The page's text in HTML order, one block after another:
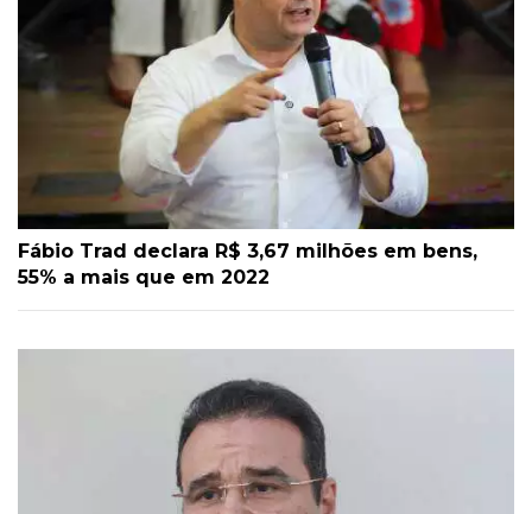
Fábio Trad declara R$ 3,67 milhões em bens,
55% a mais que em 2022